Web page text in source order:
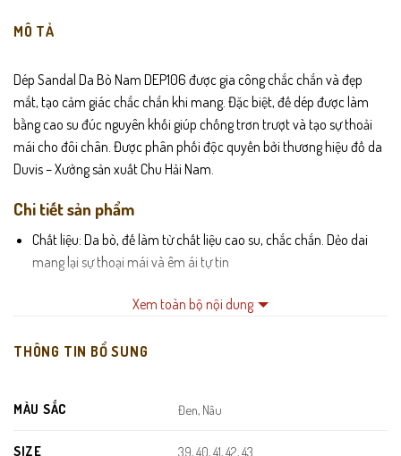
MÔ TẢ
Dép Sandal Da Bò Nam DEP106 được gia công chắc chắn và đẹp
mắt, tạo cảm giác chắc chắn khi mang. Đặc biệt, đế dép được làm
bằng cao su đúc nguyên khối giúp chống trơn trượt và tạo sự thoải
mái cho đôi chân. Được phân phối độc quyền bởi thương hiệu đồ da
Duvis – Xưởng sản xuất Chu Hải Nam.
Chi tiết sản phẩm
Chất liệu: Da bò, đế làm từ chất liệu cao su, chắc chắn. Dẻo dai
mang lại sự thoại mái và êm ái tự tin
trượt cao, mang đến cho người sử dụng cảm giác thoải mái. Và tự
lứa tuổi
Phong cách: đơn giản nhưng vẫn hiện đại, bắt kịp xu hướng thời
Xem toàn bộ nội dung
THÔNG TIN BỔ SUNG
MÀU SẮC Đen, Nâu
SIZE 39, 40, 41, 42, 43